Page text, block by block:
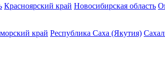
Красноярский край Новосибирская область
край Республика Саха (Якутия)